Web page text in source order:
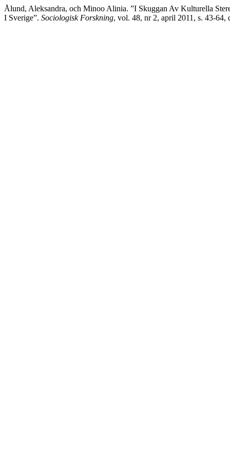
Ålund, Aleksandra, och Minoo Alinia. ”I Skuggan Av Kulturella
I Sverige”. Sociologisk Forskning, vol. 48, nr 2, april 2011, s. 43-64,